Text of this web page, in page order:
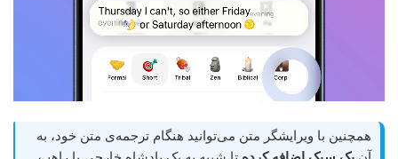
همچنین با ویرایشگر متن می‌توانید هنگام ترجمه‌ی متن خود، به